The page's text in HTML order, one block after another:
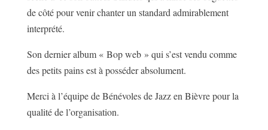
de côté pour venir chanter un standard admirablement
interprété.
Son dernier album « Bop web » qui s’est vendu comme
des petits pains est à posséder absolument.
Merci à l’équipe de Bénévoles de Jazz en Bièvre pour la
qualité de l’organisation.